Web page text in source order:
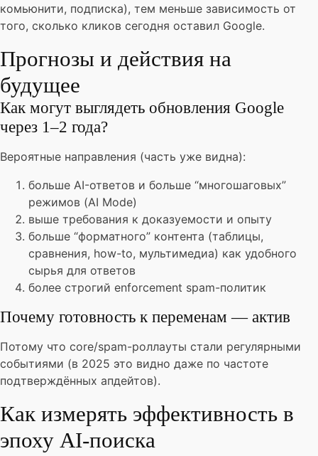
комьюнити, подписка), тем меньше зависимость от
того, сколько кликов сегодня оставил Google.
Прогнозы и действия на
будущее
Как могут выглядеть обновления Google
через 1–2 года?
Вероятные направления (часть уже видна):
больше AI-ответов и больше “многошаговых”
режимов (AI Mode)
выше требования к доказуемости и опыту
больше “форматного” контента (таблицы,
сравнения, how-to, мультимедиа) как удобного
сырья для ответов
более строгий enforcement spam-политик
Почему готовность к переменам — актив
Потому что core/spam-роллауты стали регулярными
событиями (в 2025 это видно даже по частоте
подтверждённых апдейтов).
Как измерять эффективность в
эпоху AI-поиска